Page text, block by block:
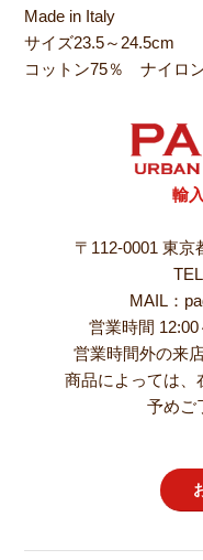
Made in Italy
サイズ23.5～24.5cm
コットン75％ ナイロ
輸
〒112-0001 東京
MAIL：
営業時間
営業時間外の来
商品によっては、
予めご